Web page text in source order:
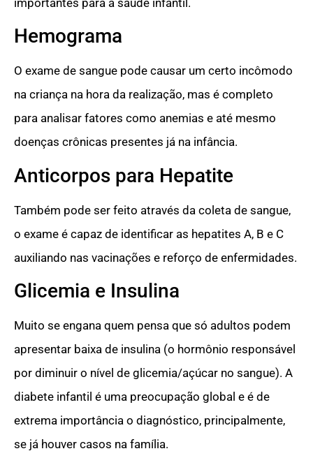
importantes para a saúde infantil.
Hemograma
O exame de sangue pode causar um certo incômodo
na criança na hora da realização, mas é completo
para analisar fatores como anemias e até mesmo
doenças crônicas presentes já na infância.
Anticorpos para Hepatite
Também pode ser feito através da coleta de sangue,
o exame é capaz de identificar as hepatites A, B e C
auxiliando nas vacinações e reforço de enfermidades.
Glicemia e Insulina
Muito se engana quem pensa que só adultos podem
apresentar baixa de insulina (o hormônio responsável
por diminuir o nível de glicemia/açúcar no sangue). A
diabete infantil é uma preocupação global e é de
extrema importância o diagnóstico, principalmente,
se já houver casos na família.